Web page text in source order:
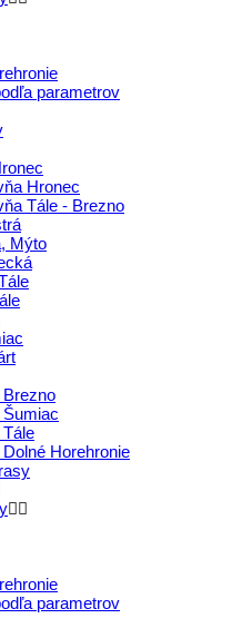
parametrov
Hronec
Tále - Brezno
Mýto
Horehronie
parametrov